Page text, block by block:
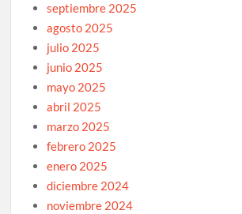
septiembre 2025
agosto 2025
julio 2025
junio 2025
mayo 2025
abril 2025
marzo 2025
febrero 2025
enero 2025
diciembre 2024
noviembre 2024